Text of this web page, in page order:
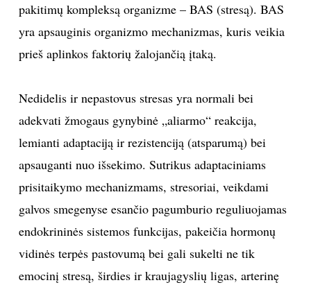
pakitimų kompleksą organizme – BAS (stresą). BAS
yra apsauginis organizmo mechanizmas, kuris veikia
prieš aplinkos faktorių žalojančią įtaką.
Nedidelis ir nepastovus stresas yra normali bei
adekvati žmogaus gynybinė „aliarmo“ reakcija,
lemianti adaptaciją ir rezistenciją (atsparumą) bei
apsauganti nuo išsekimo. Sutrikus adaptaciniams
prisitaikymo mechanizmams, stresoriai, veikdami
galvos smegenyse esančio pagumburio reguliuojamas
endokrininės sistemos funkcijas, pakeičia hormonų
vidinės terpės pastovumą bei gali sukelti ne tik
emocinį stresą, širdies ir kraujagyslių ligas, arterinę